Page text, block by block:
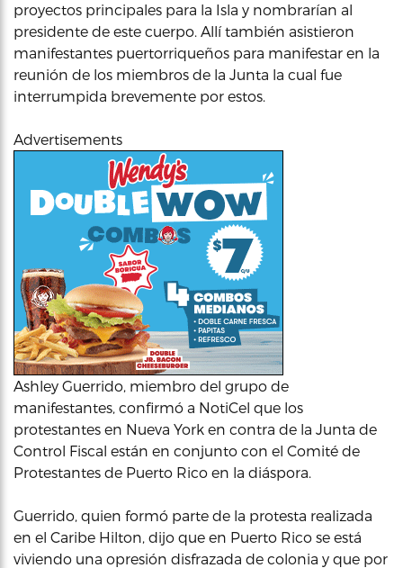
proyectos principales para la Isla y nombrarían al
presidente de este cuerpo. Allí también asistieron
manifestantes puertorriqueños para manifestar en la
reunión de los miembros de la Junta la cual fue
interrumpida brevemente por estos.
Advertisements
Ashley Guerrido, miembro del grupo de
manifestantes, confirmó a NotiCel que los
protestantes en Nueva York en contra de la Junta de
Control Fiscal están en conjunto con el Comité de
Protestantes de Puerto Rico en la diáspora.
Guerrido, quien formó parte de la protesta realizada
en el Caribe Hilton, dijo que en Puerto Rico se está
viviendo una opresión disfrazada de colonia y que por